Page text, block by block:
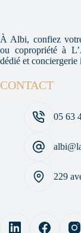
À Albi, confiez
ou copropriété à
dédié et conciergerie
CONTACT
05 63
229